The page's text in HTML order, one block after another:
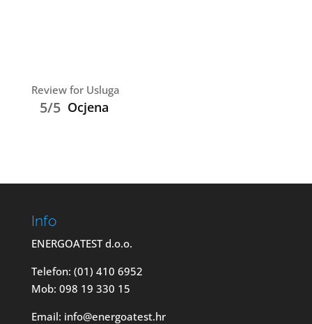
Review for Usluga
5/5 Ocjena
Info
ENERGOATEST d.o.o.
Telefon: (01) 410 6952
Mob: 098 19 330 15
Email: info@energoatest.hr